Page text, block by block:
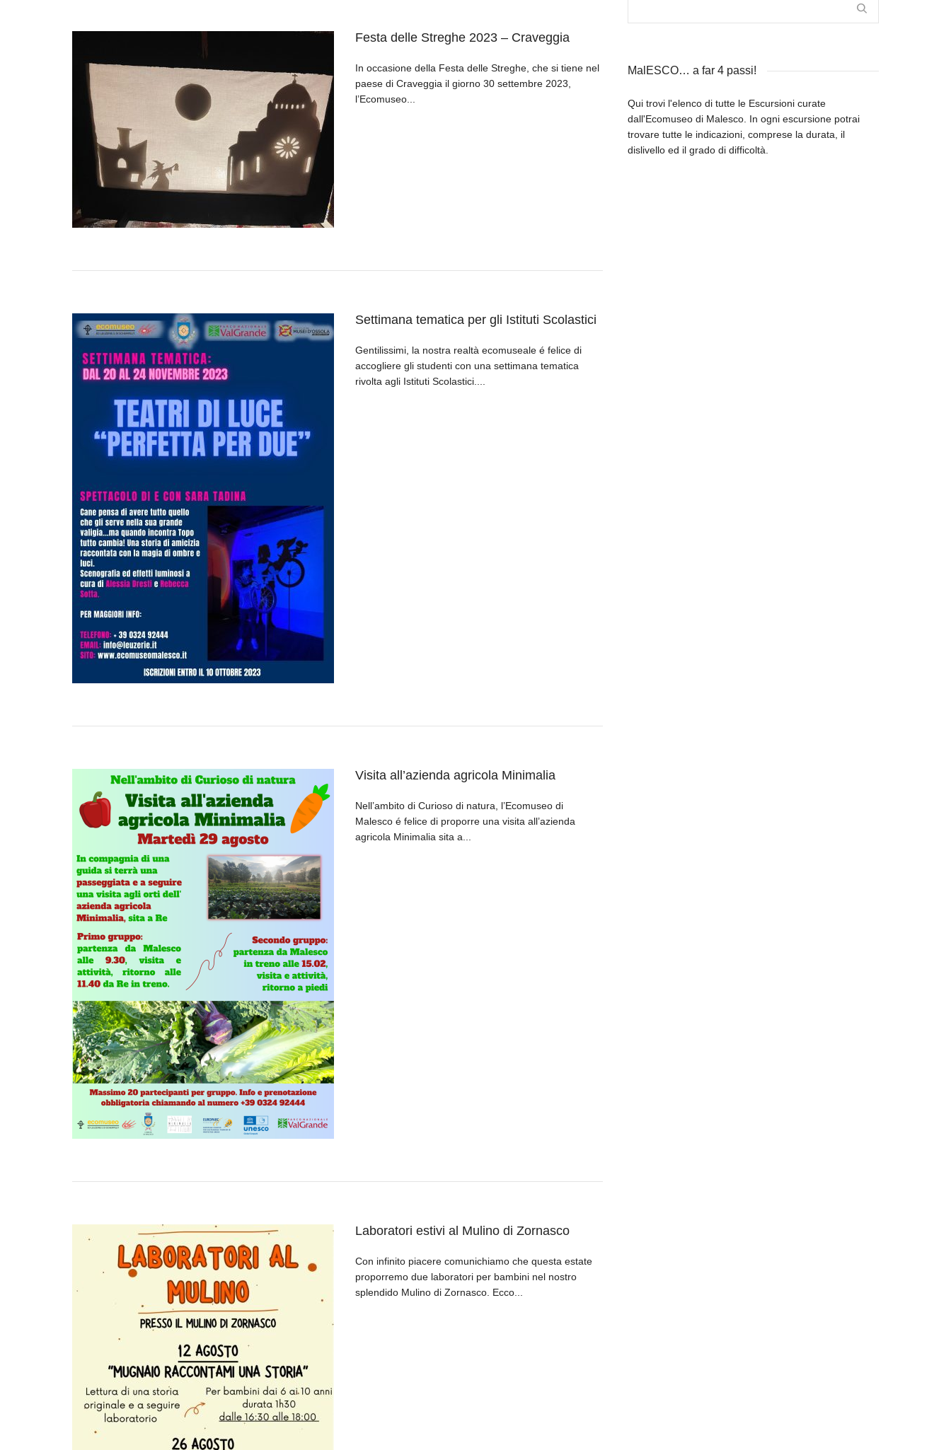
Festa delle Streghe 2023 – Craveggia
In occasione della Festa delle Streghe, che si tiene nel
paese di Craveggia il giorno 30 settembre 2023,
l’Ecomuseo...
Settimana tematica per gli Istituti Scolastici
Gentilissimi, la nostra realtà ecomuseale é felice di
accogliere gli studenti con una settimana tematica
rivolta agli Istituti Scolastici....
Visita all’azienda agricola Minimalia
Nell’ambito di Curioso di natura, l’Ecomuseo di
Malesco é felice di proporre una visita all’azienda
agricola Minimalia sita a...
Laboratori estivi al Mulino di Zornasco
Con infinito piacere comunichiamo che questa estate
proporremo due laboratori per bambini nel nostro
splendido Mulino di Zornasco. Ecco...
MalESCO… a far 4 passi!
Qui trovi l'elenco di tutte le Escursioni curate
dall'Ecomuseo di Malesco. In ogni escursione potrai
trovare tutte le indicazioni, comprese la durata, il
dislivello ed il grado di difficoltà.